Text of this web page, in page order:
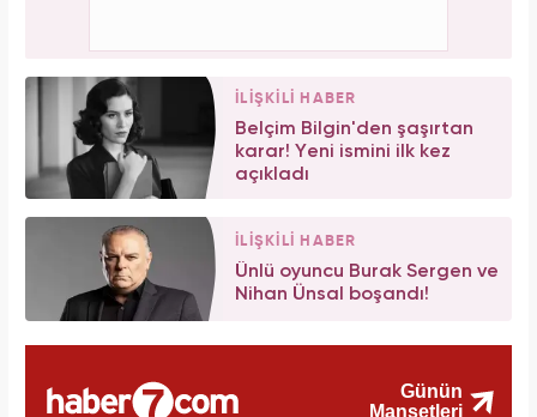
İLİŞKİLİ HABER
Belçim Bilgin'den şaşırtan
karar! Yeni ismini ilk kez
açıkladı
İLİŞKİLİ HABER
Ünlü oyuncu Burak Sergen ve
Nihan Ünsal boşandı!